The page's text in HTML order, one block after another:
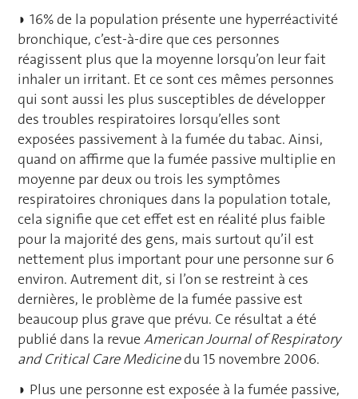
◗ 16% de la population présente une hyperréactivité
bronchique, c’est-à-dire que ces personnes
réagissent plus que la moyenne lorsqu’on leur fait
inhaler un irritant. Et ce sont ces mêmes personnes
qui sont aussi les plus susceptibles de développer
des troubles respiratoires lorsqu’elles sont
exposées passivement à la fumée du tabac. Ainsi,
quand on affirme que la fumée passive multiplie en
moyenne par deux ou trois les symptômes
respiratoires chroniques dans la population totale,
cela signifie que cet effet est en réalité plus faible
pour la majorité des gens, mais surtout qu’il est
nettement plus important pour une personne sur 6
environ. Autrement dit, si l’on se restreint à ces
dernières, le problème de la fumée passive est
beaucoup plus grave que prévu. Ce résultat a été
publié dans la revueAmerican Journal of Respiratory
and Critical Care Medicinedu 15 novembre 2006.
◗ Plus une personne est exposée à la fumée passive,